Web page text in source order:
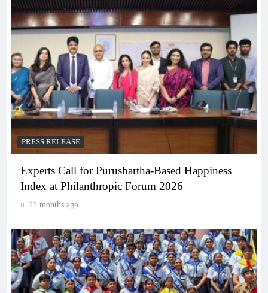
PRESS RELEASE
Experts Call for Purushartha-Based Happiness
Index at Philanthropic Forum 2026
11 months ago